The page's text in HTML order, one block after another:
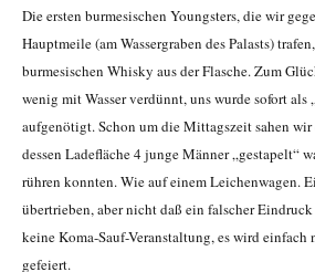
Die ersten burmesischen Youngsters, die wir
Hauptmeile (am Wassergraben des Palasts)
burmesischen Whisky aus der Flasche. Zum
wenig mit Wasser verdünnt, uns wurde sofort als
aufgenötigt. Schon um die Mittagszeit sahen
dessen Ladefläche 4 junge Männer „gestapelt“
rühren konnten. Wie auf einem Leichenwagen.
übertrieben, aber nicht daß ein falscher
keine Koma-Sauf-Veranstaltung, es wird einfach
gefeiert.